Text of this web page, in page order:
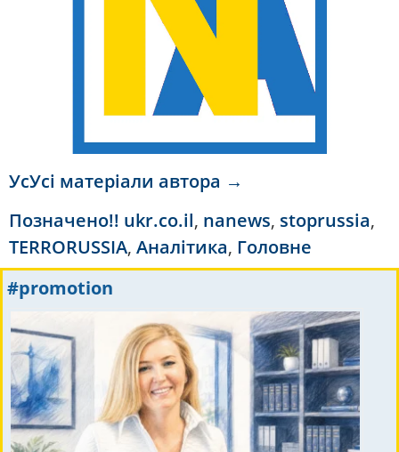
УсУсі матеріали автора →
Позначено!! ukr.co.il, nanews, stoprussia,
TERRORUSSIA, Аналітика, Головне
#promotion